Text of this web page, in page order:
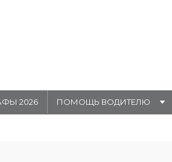
2026 ПОМОЩЬ ВОДИТЕЛЮ